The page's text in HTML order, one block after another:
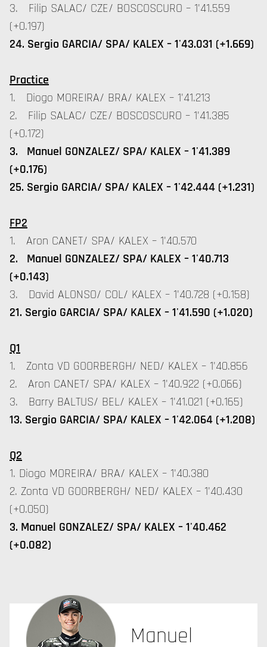
3. Filip SALAC/ CZE/ BOSCOSCURO – 1'41.559
(+0.197)
24. Sergio GARCIA/ SPA/ KALEX – 1'43.031 (+1.669)
Practice
1. Diogo MOREIRA/ BRA/ KALEX – 1'41.213
2. Filip SALAC/ CZE/ BOSCOSCURO – 1'41.385
(+0.172)
3. Manuel GONZALEZ/ SPA/ KALEX – 1'41.389
(+0.176)
25. Sergio GARCIA/ SPA/ KALEX – 1'42.444 (+1.231)
FP2
1. Aron CANET/ SPA/ KALEX – 1'40.570
2. Manuel GONZALEZ/ SPA/ KALEX – 1'40.713
(+0.143)
3. David ALONSO/ COL/ KALEX – 1'40.728 (+0.158)
21. Sergio GARCIA/ SPA/ KALEX – 1'41.590 (+1.020)
Q1
1. Zonta VD GOORBERGH/ NED/ KALEX – 1'40.856
2. Aron CANET/ SPA/ KALEX – 1'40.922 (+0.066)
3. Barry BALTUS/ BEL/ KALEX – 1'41.021 (+0.165)
13. Sergio GARCIA/ SPA/ KALEX – 1'42.064 (+1.208)
Q2
1. Diogo MOREIRA/ BRA/ KALEX – 1'40.380
2. Zonta VD GOORBERGH/ NED/ KALEX – 1'40.430
(+0.050)
3. Manuel GONZALEZ/ SPA/ KALEX – 1'40.462
(+0.082)
Manuel